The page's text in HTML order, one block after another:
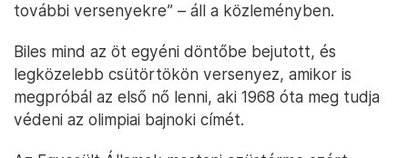
további versenyekre” – áll a közleményben.
Biles mind az öt egyéni döntőbe bejutott, és
legközelebb csütörtökön versenyez, amikor is
megpróbál az első nő lenni, aki 1968 óta meg tudja
védeni az olimpiai bajnoki címét.